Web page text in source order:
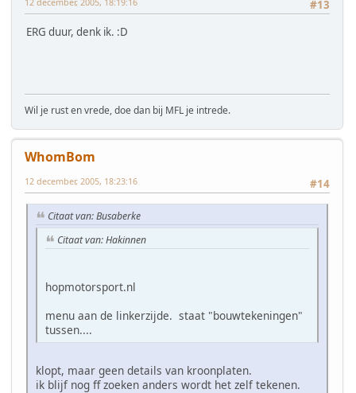
#13
ERG duur, denk ik. :D
Wil je rust en vrede, doe dan bij MFL je intrede.
WhomBom
#14
12 december, 2005, 18:23:16
Citaat van: Busaberke
Citaat van: Hakinnen
hopmotorsport.nl
menu aan de linkerzijde. staat "bouwtekeningen"
tussen....
klopt, maar geen details van kroonplaten.
ik blijf nog ff zoeken anders wordt het zelf tekenen.